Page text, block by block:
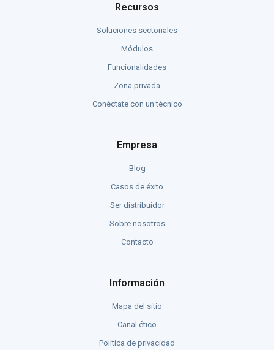
Recursos
Soluciones sectoriales
Módulos
Funcionalidades
Zona privada
Conéctate con un técnico
Empresa
Blog
Casos de éxito
Ser distribuidor
Sobre nosotros
Contacto
Información
Mapa del sitio
Canal ético
Política de privacidad